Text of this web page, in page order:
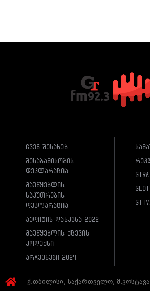
ჩვენ შესახებ
შესაბამისობის
დეკლარაცია
მაუწყებლის
საკუთრების
დეკლარაცია
აუდიტის დასკვნა 2022
მაუწყებლის ქცევის
კოდექსი
არჩევნები 2024
ქ.თბილისი, საქართველო,